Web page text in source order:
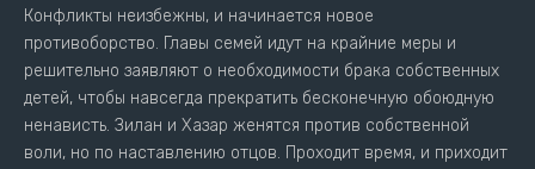
Конфликты неизбежны, и начинается новое
противоборство. Главы семей идут на крайние меры и
решительно заявляют о необходимости брака собственных
детей, чтобы навсегда прекратить бесконечную обоюдную
ненависть. Зилан и Хазар женятся против собственной
воли, но по наставлению отцов. Проходит время, и приходит